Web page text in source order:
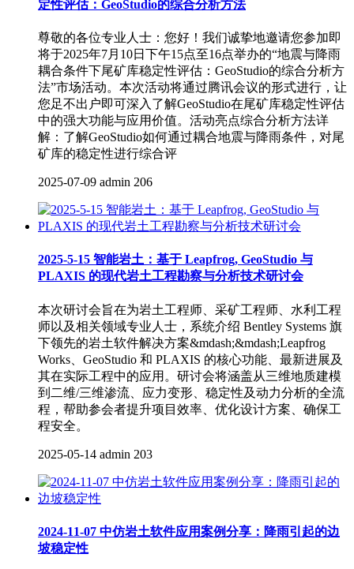
定性评估：GeoStudio的综合分析方法
尊敬的各位专业人士：您好！我们诚挚地邀请您参加即
将于2025年7月10日下午15点至16点举办的“地震与降雨
耦合条件下尾矿库稳定性评估：GeoStudio的综合分析方
法”市场活动。本次活动将通过腾讯会议的形式进行，让
您足不出户即可深入了解GeoStudio在尾矿库稳定性评估
中的强大功能与应用价值。活动亮点综合分析方法详
解：了解GeoStudio如何通过耦合地震与降雨条件，对尾
矿库的稳定性进行综合评
2025-07-09 admin 206
2025-5-15 智能岩土：基于 Leapfrog, GeoStudio 与
PLAXIS 的现代岩土工程勘察与分析技术研讨会
本次研讨会旨在为岩土工程师、采矿工程师、水利工程
师以及相关领域专业人士，系统介绍 Bentley Systems 旗
下领先的岩土软件解决方案&mdash;&mdash;Leapfrog
Works、GeoStudio 和 PLAXIS 的核心功能、最新进展及
其在实际工程中的应用。研讨会将涵盖从三维地质建模
到二维/三维渗流、应力变形、稳定性及动力分析的全流
程，帮助参会者提升项目效率、优化设计方案、确保工
程安全。
2025-05-14 admin 203
2024-11-07 中仿岩土软件应用案例分享：降雨引起的边
坡稳定性